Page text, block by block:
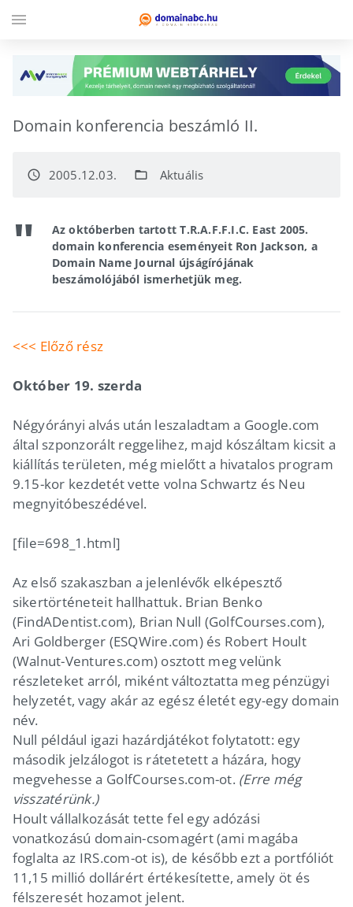
Domain konferencia beszámló II.
access_time 2005.12.03. folder_open Aktuális
Az októberben tartott T.R.A.F.F.I.C. East 2005.
domain konferencia eseményeit Ron Jackson, a
Domain Name Journal újságírójának
beszámolójából ismerhetjük meg.
<<< Előző rész
Október 19. szerda
Négyórányi alvás után leszaladtam a Google.com
által szponzorált reggelihez, majd kószáltam kicsit a
kiállítás területen, még mielőtt a hivatalos program
9.15-kor kezdetét vette volna Schwartz és Neu
megnyitóbeszédével.
[file=698_1.html]
Az első szakaszban a jelenlévők elképesztő
sikertörténeteit hallhattuk. Brian Benko
(FindADentist.com), Brian Null (GolfCourses.com),
Ari Goldberger (ESQWire.com) és Robert Hoult
(Walnut-Ventures.com) osztott meg velünk
részleteket arról, miként változtatta meg pénzügyi
helyzetét, vagy akár az egész életét egy-egy domain
név.
Null például igazi hazárdjátékot folytatott: egy
második jelzálogot is rátetetett a házára, hogy
megvehesse a GolfCourses.com-ot. (Erre még
visszatérünk.)
Hoult vállalkozását tette fel egy adózási
vonatkozású domain-csomagért (ami magába
foglalta az IRS.com-ot is), de később ezt a portfóliót
11,15 millió dollárért értékesítette, amely öt és
félszeresét hozamot jelent.
menu